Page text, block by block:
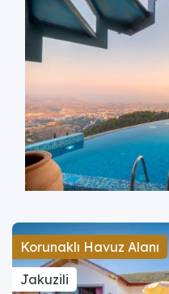
Korunaklı Havuz Alanı
Jakuzili